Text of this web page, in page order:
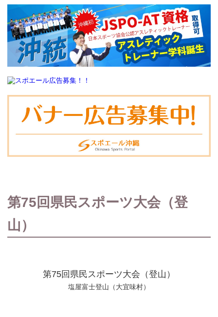
第75回県民スポーツ大会（登
山）
第75回県民スポーツ大会（登山）
塩屋富士登山（大宜味村）